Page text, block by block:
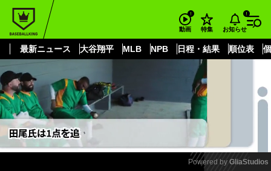
動画 特集 お知らせ
最新ニュース 大谷翔平 MLB NPB 日程・結果 順位表
もっと見る
Powered by GliaStudios